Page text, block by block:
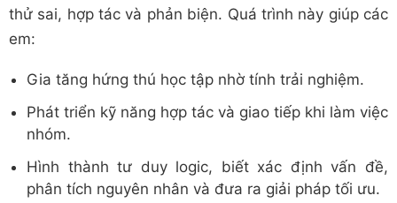
thử sai, hợp tác và phản biện. Quá trình này giúp các
em:
Gia tăng hứng thú học tập nhờ tính trải nghiệm.
Phát triển kỹ năng hợp tác và giao tiếp khi làm việc
nhóm.
Hình thành tư duy logic, biết xác định vấn đề,
phân tích nguyên nhân và đưa ra giải pháp tối ưu.